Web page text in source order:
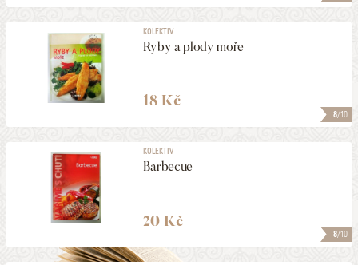
8/10
KOLEKTIV
Ryby a plody moře
18 Kč
8/10
KOLEKTIV
Barbecue
20 Kč